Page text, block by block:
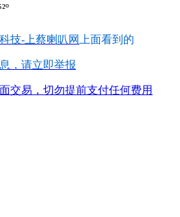
技-上蔡喇叭网 上面看到的
，请立即举报
交易，切勿提前支付任何费用